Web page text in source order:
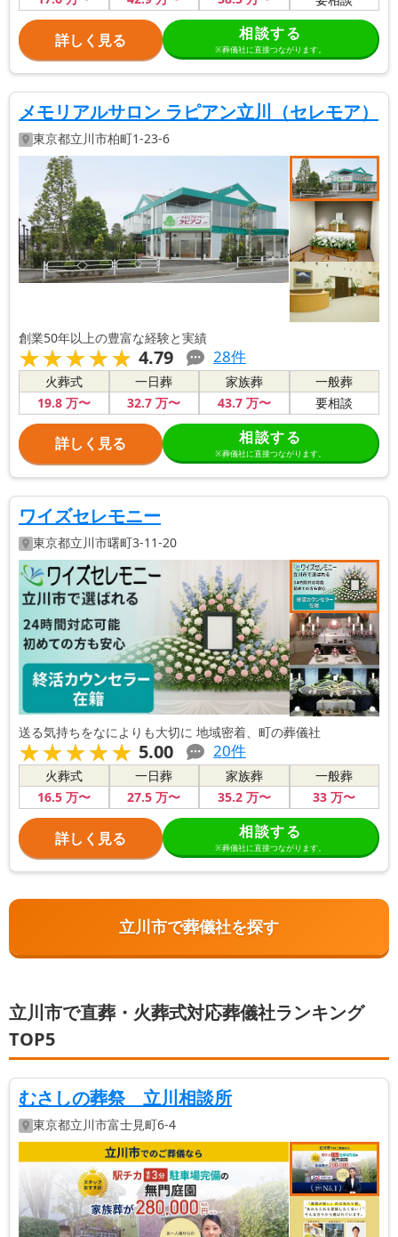
詳しく見る 相談する
※葬儀社に直接つながります。
メモリアルサロン ラピアン立川（セレモア）
東京都立川市柏町1-23-6
創業50年以上の豊富な経験と実績
★★★★★
★★★★★ 4.79 28件
火葬式
19.8万〜
一日葬
32.7 万〜
家族葬
43.7万〜
一般葬
要相談
詳しく見る 相談する
※葬儀社に直接つながります。
ワイズセレモニー
東京都立川市曙町3-11-20
送る気持ちをなによりも大切に 地域密着、町の葬儀社
★★★★★
★★★★★ 5.00 20件
火葬式
16.5万〜
一日葬
27.5 万〜
家族葬
35.2万〜
一般葬
33 万〜
詳しく見る 相談する
※葬儀社に直接つながります。
立川市で葬儀社を探す
立川市で直葬・火葬式対応葬儀社ランキング
TOP5
むさしの葬祭 立川相談所
東京都立川市富士見町6-4